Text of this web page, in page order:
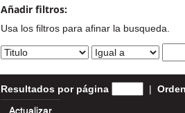
Añadir filtros:
Usa los filtros para afinar la busqueda.
Resultados por página |